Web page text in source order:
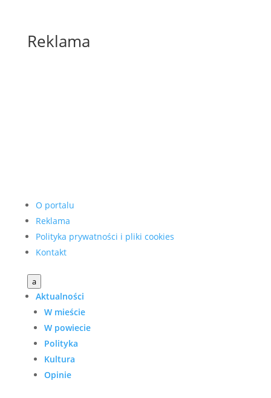
Reklama
O portalu
Reklama
Polityka prywatności i pliki cookies
Kontakt
a
Aktualności
W mieście
W powiecie
Polityka
Kultura
Opinie